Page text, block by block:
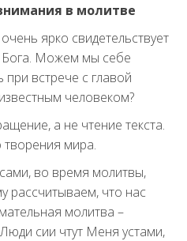
в молитве
ярко свидетельствует
Бога. Можем мы себе
при встрече с главой
человеком?
а не чтение текста.
творения мира.
во время молитвы,
рассчитываем, что нас
молитва –
сии чтут Меня устами,